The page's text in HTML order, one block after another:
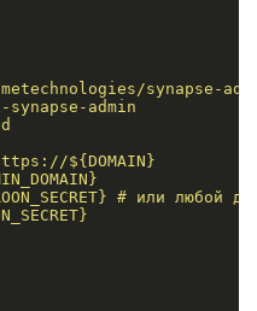
synapse-
admin
${DOMAIN}
# или